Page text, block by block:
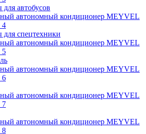
автобусов
спецтехники